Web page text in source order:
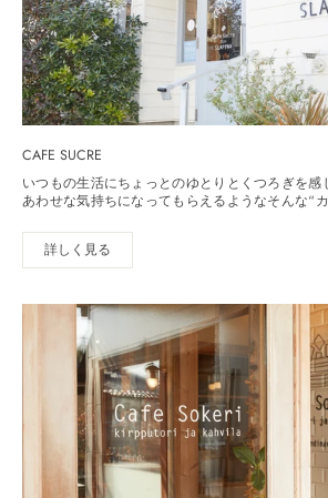
CAFE SUCRE
いつもの生活にちょっとのゆとりとくつろぎを感
あわせな気持ちになってもらえるようなそんな“
詳しく見る